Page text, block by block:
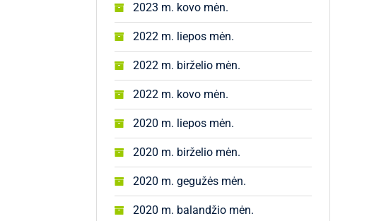
2023 m. kovo mėn.
2022 m. liepos mėn.
2022 m. birželio mėn.
2022 m. kovo mėn.
2020 m. liepos mėn.
2020 m. birželio mėn.
2020 m. gegužės mėn.
2020 m. balandžio mėn.